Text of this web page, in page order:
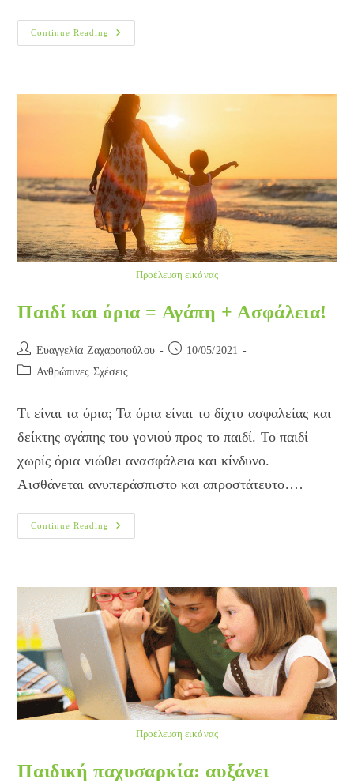
Continue Reading
Ο
Ρόλος
Της
Προσωπικότητας
Του
Παιδιού
Προέλευση εικόνας
Παιδί και όρια = Αγάπη + Ασφάλεια!
Post
author:
Ευαγγελία Ζαχαροπούλου
Post 10/05/2021
Post Ανθρώπινες Σχέσεις
Τι είναι τα όρια; Τα όρια είναι το δίχτυ ασφαλείας και
δείκτης αγάπης του γονιού προς το παιδί. Το παιδί
χωρίς όρια νιώθει ανασφάλεια και κίνδυνο.
Αισθάνεται ανυπεράσπιστο και απροστάτευτο.…
Continue Reading
Παιδί
Και
Ασφάλεια!
Προέλευση εικόνας
Παιδική παχυσαρκία: αυξάνει